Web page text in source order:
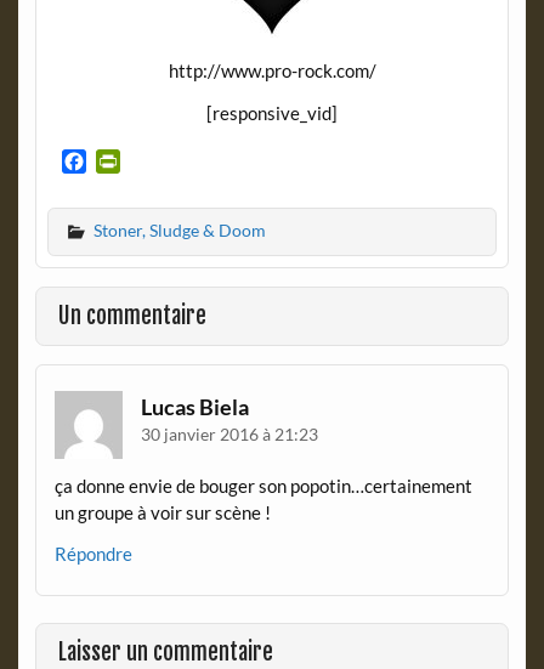
http://www.pro-rock.com/
[responsive_vid]
c
e
b
o
o
k
i
n
t
F
r
i
Stoner, Sludge & Doom
Un commentaire
Lucas Biela
30 janvier 2016 à 21:23
ça donne envie de bouger son popotin…certainement
un groupe à voir sur scène !
Répondre
Laisser un commentaire